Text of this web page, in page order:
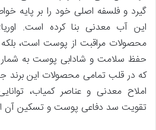
گیرد و فلسفه اصلی خود را بر پایه
این آب معدنی بنا کرده است.
محصولات مراقبت از پوست است،
حفظ سلامت و شادابی پوست به شمار
که در قلب تمامی محصولات این برند
املاح معدنی و عناصر کمیاب،
تقویت سد دفاعی پوست و تسکین آن